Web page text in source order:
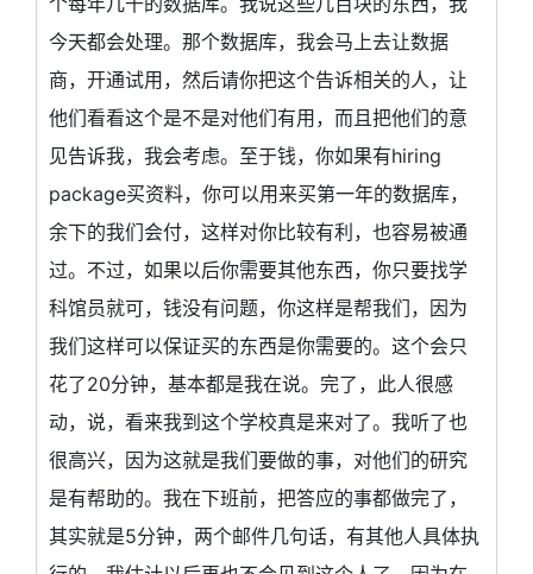
今天都会处理。那个数据库，我会马上去让数据
商，开通试用，然后请你把这个告诉相关的人，让
他们看看这个是不是对他们有用，而且把他们的意
见告诉我，我会考虑。至于钱，你如果有hiring
package买资料，你可以用来买第一年的数据库，
余下的我们会付，这样对你比较有利，也容易被通
过。不过，如果以后你需要其他东西，你只要找学
科馆员就可，钱没有问题，你这样是帮我们，因为
我们这样可以保证买的东西是你需要的。这个会只
花了20分钟，基本都是我在说。完了，此人很感
动，说，看来我到这个学校真是来对了。我听了也
很高兴，因为这就是我们要做的事，对他们的研究
是有帮助的。我在下班前，把答应的事都做完了，
其实就是5分钟，两个邮件几句话，有其他人具体执